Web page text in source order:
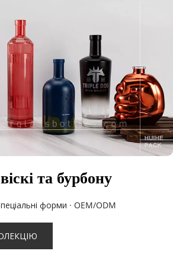
та бурбону
форми · OEM/ODM